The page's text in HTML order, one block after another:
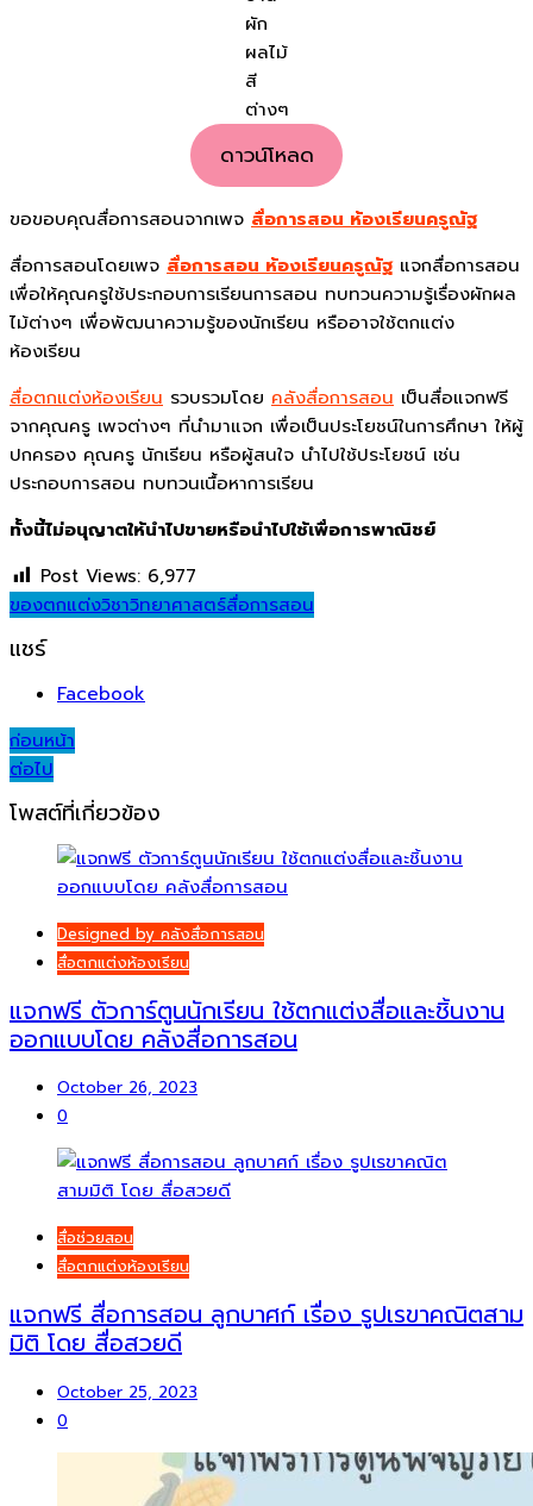
ผัก
ผลไม้
สี
ต่างๆ
ดาวน์โหลด
ขอขอบคุณสื่อการสอนจากเพจ สื่อการสอน ห้องเรียนครูณัฐ
สื่อการสอนโดยเพจ สื่อการสอน ห้องเรียนครูณัฐแจกสื่อการสอน
เพื่อให้คุณครูใช้ประกอบการเรียนการสอน ทบทวนความรู้เรื่องผักผล
ไม้ต่างๆ เพื่อพัฒนาความรู้ของนักเรียน หรืออาจใช้ตกแต่ง
ห้องเรียน
สื่อตกแต่งห้องเรียน รวบรวมโดย คลังสื่อการสอน เป็นสื่อแจกฟรี
จากคุณครู เพจต่างๆ ที่นำมาแจก เพื่อเป็นประโยชน์ในการศึกษา ให้ผู้
ปกครอง คุณครู นักเรียน หรือผู้สนใจ นำไปใช้ประโยชน์ เช่น
ประกอบการสอน ทบทวนเนื้อหาการเรียน
ทั้งนี้ไม่อนุญาตให้นำไปขายหรือนำไปใช้เพื่อการพาณิชย์
Post Views: 6,977
ของตกแต่งวิชาวิทยาศาสตร์สื่อการสอน
แชร์
Facebook
Post
navigation
ก่อนหน้า
ต่อไป
โพสต์ที่เกี่ยวข้อง
Designed by คลังสื่อการสอน
สื่อตกแต่งห้องเรียน
แจกฟรี ตัวการ์ตูนนักเรียน ใช้ตกแต่งสื่อและชิ้นงาน
ออกแบบโดย คลังสื่อการสอน
October 26, 2023
0
สื่อช่วยสอน
สื่อตกแต่งห้องเรียน
แจกฟรี สื่อการสอน ลูกบาศก์ เรื่อง รูปเรขาคณิตสาม
มิติ โดย สื่อสวยดี
October 25, 2023
0